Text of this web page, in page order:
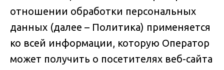
отношении обработки персональных
данных (далее – Политика) применяется
ко всей информации, которую Оператор
может получить о посетителях веб-сайта